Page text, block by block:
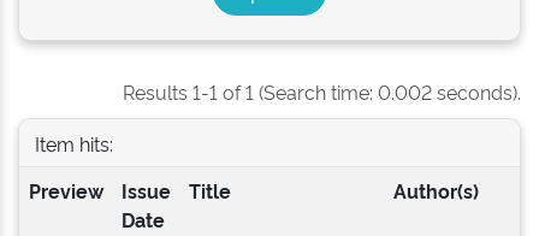
Results 1-1 of 1 (Search time: 0.002 seconds).
Item hits:
Preview
Issue
Date
Title Author(s)